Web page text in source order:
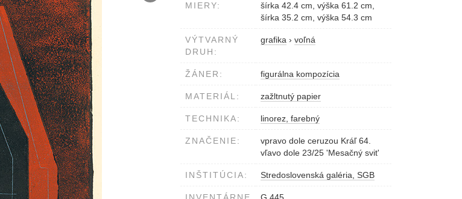
MIERY:
šírka 42.4 cm, výška 61.2 cm,
šírka 35.2 cm, výška 54.3 cm
VÝTVARNÝ
DRUH:
grafika › voľná
ŽÁNER: figurálna kompozícia
MATERIÁL: zažltnutý papier
TECHNIKA: linorez, farebný
ZNAČENIE:
vpravo dole ceruzou Kráľ 64.
vľavo dole 23/25 'Mesačný svit'
INŠTITÚCIA: Stredoslovenská galéria, SGB